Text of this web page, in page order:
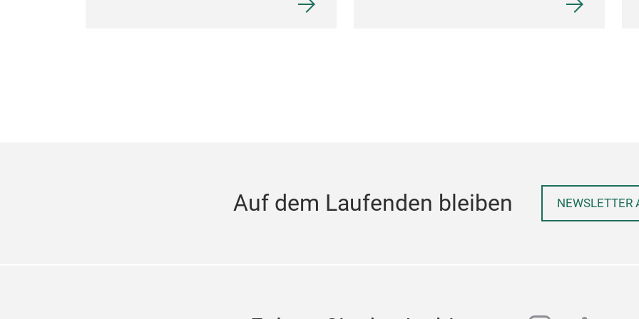
Auf dem Laufenden bleiben NEWSLETTER